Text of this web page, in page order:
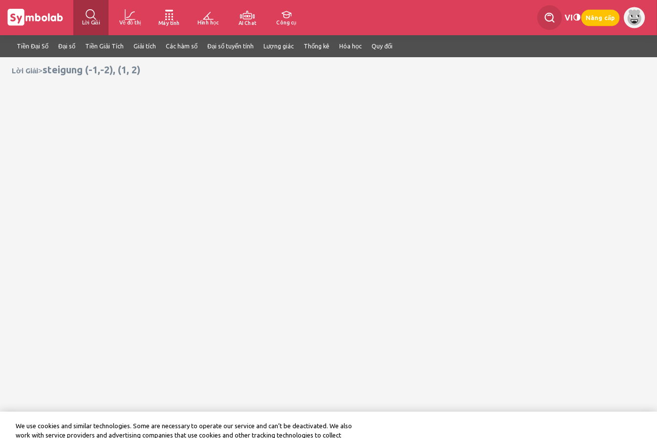
Lời Giải Vẽ đồ thị Máy tính Hình học AI Chat Công cụ
VI Nâng cấp
Tiền Đại Số Đại số Tiền Giải Tích Giải tích Các hàm số Đại số tuyến tính Lượng giác Thống kê Hóa học Quy đổi
Lời Giải>steigung (-1,-2), (1, 2)
We use cookies and similar technologies. Some are necessary to operate our service and can’t be deactivated. We also
work with service providers and advertising companies that use cookies and other tracking technologies to collect